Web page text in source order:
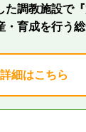
た調教施設で
育成を行う総
詳細はこちら